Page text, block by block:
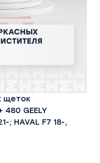
щеток
GEELY
; HAVAL F7 18-,